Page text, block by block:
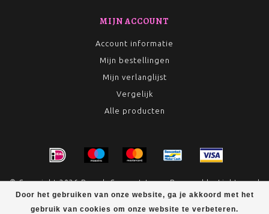
Door het gebruiken van onze website, ga je akkoord met het
gebruik van cookies om onze website te verbeteren.
MIJN ACCOUNT
Account informatie
Mijn bestellingen
Mijn verlanglijst
Vergelijk
Alle producten
© Copyright 2026 Rumah Conceptstore - Powered byLightspeed
- Theme by Dyvelopment